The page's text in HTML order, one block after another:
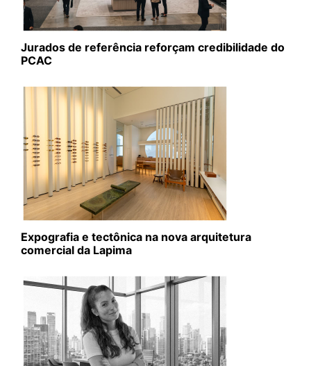
Jurados de referência reforçam credibilidade do
PCAC
Expografia e tectônica na nova arquitetura
comercial da Lapima